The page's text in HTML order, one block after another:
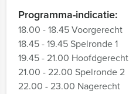
Programma-indicatie:
18.00 - 18.45 Voorgerecht
18.45 - 19.45 Spelronde 1
19.45 - 21.00 Hoofdgerecht
21.00 - 22.00 Spelronde 2
22.00 - 23.00 Nagerecht